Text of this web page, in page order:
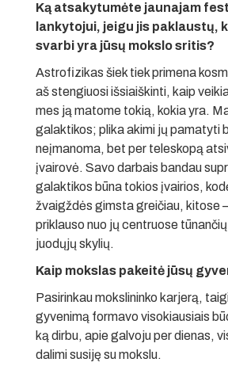
Ką atsakytumėte jaunajam
lankytojui, jeigu jis paklaustų,
svarbi yra jūsų mokslo sritis?
Astrofizikas šiek tiek primena
aš stengiuosi išsiaiškinti, kaip
mes ją matome tokią, kokia yra.
galaktikos; plika akimi jų pamatyti
neįmanoma, bet per teleskopą
įvairovė. Savo darbais bandau
galaktikos būna tokios įvairios,
žvaigždės gimsta greičiau, kitose
priklauso nuo jų centruose
juodųjų skylių.
Kaip mokslas pakeitė jūsų
Pasirinkau mokslininko karjerą,
gyvenimą formavo visokiausiais
ką dirbu, apie galvoju per dienas,
dalimi susiję su mokslu.